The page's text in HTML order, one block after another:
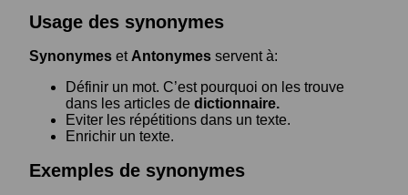
Usage des synonymes
Synonymes et Antonymes servent à:
Définir un mot. C’est pourquoi on les trouve
dans les articles de dictionnaire.
Eviter les répétitions dans un texte.
Enrichir un texte.
Exemples de synonymes